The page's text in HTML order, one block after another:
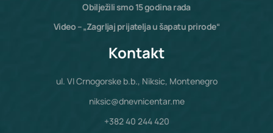
Obilježili smo 15 godina rada
Video – „Zagrljaj prijatelja u šapatu prirode“
Kontakt
ul. VI Crnogorske b.b., Niksic, Montenegro
niksic@dnevnicentar.me
+382 40 244 420